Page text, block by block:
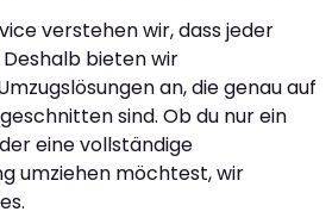
verstehen wir, dass jeder
Deshalb bieten wir
an, die genau auf
sind. Ob du nur ein
eine vollständige
umziehen möchtest, wir